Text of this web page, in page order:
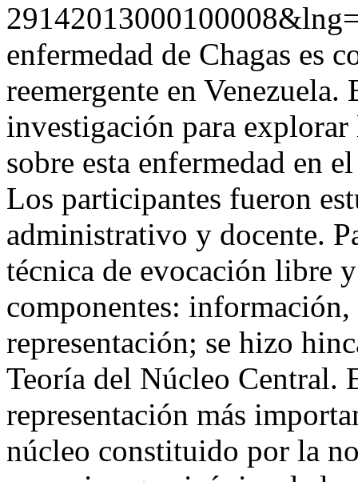
enfermedad de Chagas es
reemergente en Venezuela.
investigación para explorar
sobre esta enfermedad en
Los participantes fueron
administrativo y docente.
técnica de evocación libre
componentes:
representación; se hizo
Teoría del Núcleo Central.
representación más
núcleo constituido por la